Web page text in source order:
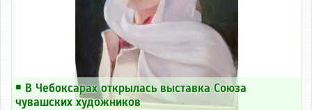
￭ В Чебоксарах открылась выставка Союза
чувашских художников